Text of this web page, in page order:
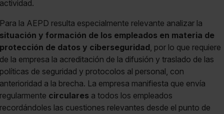
actividad.
Para la AEPD resulta especialmente relevante analizar la
situación y formación de los empleados en materia de
protección de datos y ciberseguridad, por lo que requiere
de la empresa la acreditación de la difusión y traslado de las
políticas de seguridad y protocolos al personal, con
anterioridad a la brecha. La empresa manifiesta que envía
regularmente circulares a todos los empleados
recordándoles las cuestiones relevantes desde el punto de